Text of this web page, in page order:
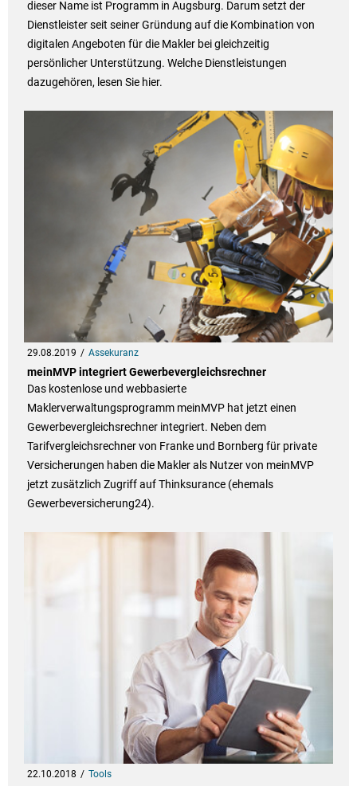
dieser Name ist Programm in Augsburg. Darum setzt der
Dienstleister seit seiner Gründung auf die Kombination von
digitalen Angeboten für die Makler bei gleichzeitig
persönlicher Unterstützung. Welche Dienstleistungen
dazugehören, lesen Sie hier.
29.08.2019 Assekuranz
meinMVP integriert Gewerbevergleichsrechner
Das kostenlose und webbasierte
Maklerverwaltungsprogramm meinMVP hat jetzt einen
Gewerbevergleichsrechner integriert. Neben dem
Tarifvergleichsrechner von Franke und Bornberg für private
Versicherungen haben die Makler als Nutzer von meinMVP
jetzt zusätzlich Zugriff auf Thinksurance (ehemals
Gewerbeversicherung24).
22.10.2018 Tools